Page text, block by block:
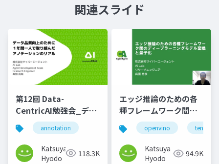
関連スライド
第12回 Data-
CentricAI勉強会_デー
タ品質向上のために１
年間一人で取り組んだ
アノテーションのリア
ル
annotation
Katsuya
Hyodo
118.3K
エッジ推論のための各
種フレームワーク間デ
ィープラーニングモデ
ル変換と量子化
openvino
Katsuya
Hyodo
94.9K